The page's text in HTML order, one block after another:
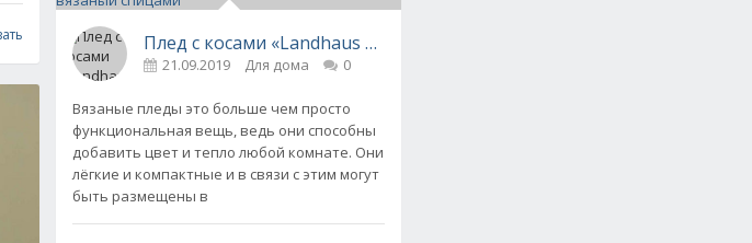
схемы и видео
Плед с косами «Landhaus stil» от Bernat, вязаный спицами
21.09.2019 Для дома 0
Вязаные пледы это больше чем просто
функциональная вещь, ведь они способны
добавить цвет и тепло любой комнате. Они
лёгкие и компактные и в связи с этим могут
быть размещены в